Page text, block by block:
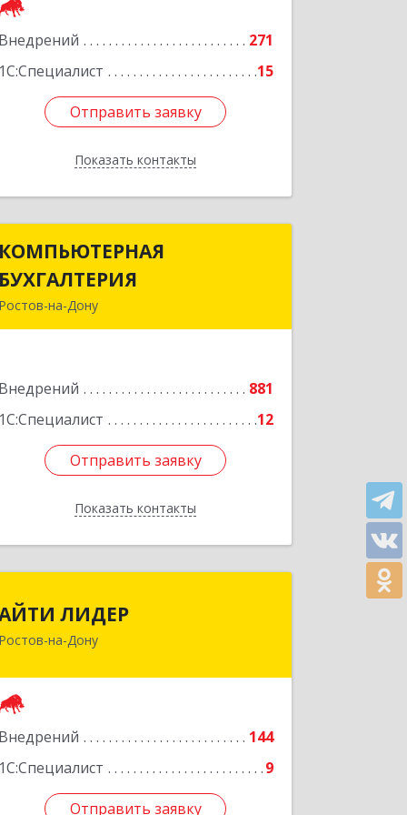
Внедрений
271
1С:Специалист
15
Отправить заявку
Показать контакты
Подробнее
Отправить заявку
Назад
КОМПЬЮТЕРНАЯ
БУХГАЛТЕРИЯ
Ростов-на-Дону
Внедрений
881
1С:Специалист
12
Отправить заявку
Показать контакты
КОМПЬЮТЕРНАЯ
БУХГАЛТЕРИЯ
Подробнее
Отправить заявку
Назад
ЛИДЕР
Ростов-на-Дону
Внедрений
144
1С:Специалист
9
Отправить заявку
344065, Ростовская обл, Ростов-на-
Подробнее
Отправить заявку